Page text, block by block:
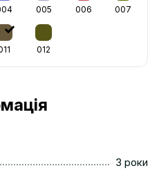
005 006 007
012
3 роки